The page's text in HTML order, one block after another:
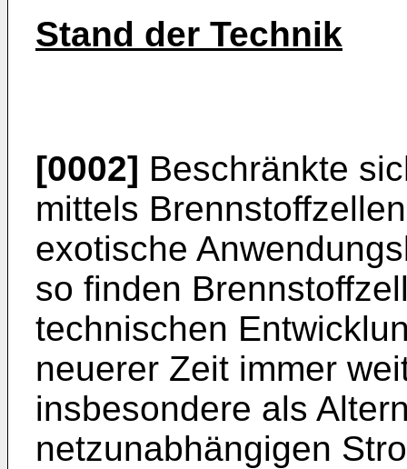
Stand der Technik
[0002] Beschränkte
mittels
exotische
so finden
technischen
neuerer Zeit immer
insbesondere als
netzunabhängigen